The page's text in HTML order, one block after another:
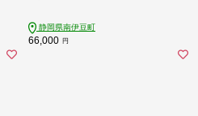
静岡県南伊豆町
66,000 円